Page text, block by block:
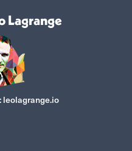
Lagrange
leolagrange.io